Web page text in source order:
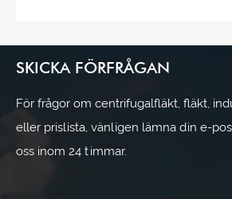
SKICKA FÖRFRÅGAN
För frågor om centrifugalfläkt, fläkt,
eller prislista, vänligen lämna din e-
oss inom 24 timmar.